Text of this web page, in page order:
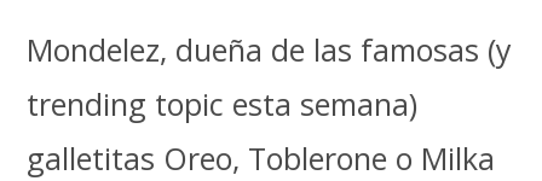
Mondelez, dueña de las famosas (y
trending topic esta semana)
galletitas Oreo, Toblerone o Milka